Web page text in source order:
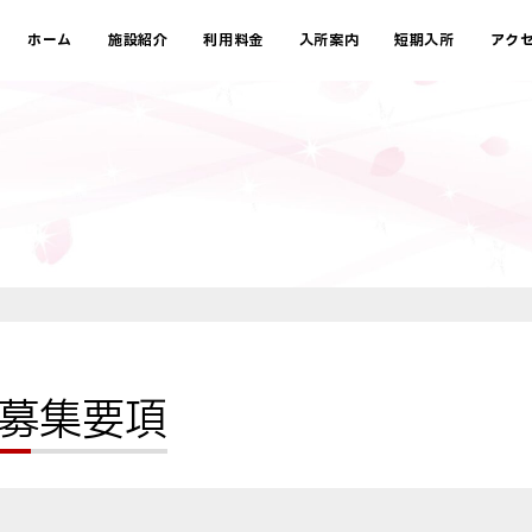
ホーム 施設紹介 利用料金 入所案内 短期入所 アク
集要項